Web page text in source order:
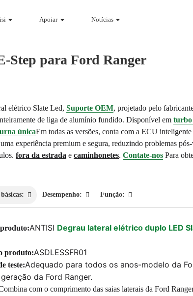
Apoiar Notícias
Step para Ford Ranger
elétrico Slate Led, Suporte OEM, projetado pelo
de liga de alumínio fundido. Disponível em
únicaEm todas as versões, conta com a ECU
experiência premium e segura, reduzindo problemas
fora da estrada e caminhonetes. Contate-nos Para
Desempenho: Função:
ANTISI Degrau lateral elétrico duplo LED
produto:ASDLESSFR01
teste:Adequado para todos os anos-modelo da
da Ford Ranger.
com o comprimento das saias laterais da Ford